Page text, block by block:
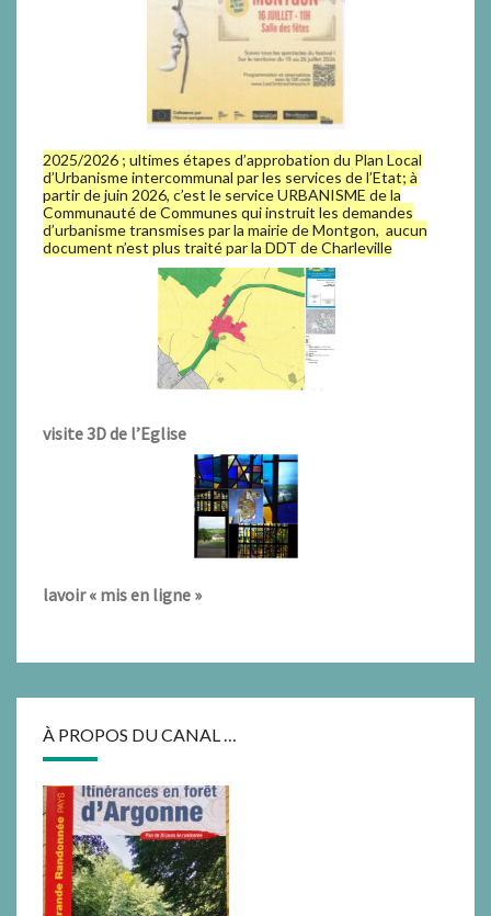
2025/2026 ; ultimes étapes d’approbation du Plan Local
d’Urbanisme intercommunal par les services de l’Etat; à
partir de juin 2026, c’est le service URBANISME de la
Communauté de Communes qui instruit les demandes
d’urbanisme transmises par la mairie de Montgon, aucun
document n’est plus traité par la DDT de Charleville
visite 3D de l’Eglise
lavoir « mis en ligne »
À PROPOS DU CANAL …